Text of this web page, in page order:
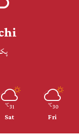
30
℃
Fri
31
℃
Sat